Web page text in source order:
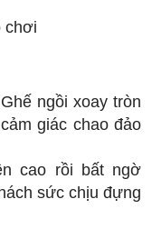
chơi
Ghế ngồi xoay tròn
giác chao đảo
cao rồi bất ngờ
sức chịu đựng